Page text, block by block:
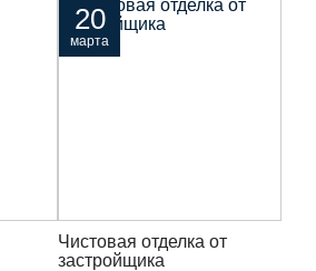
20
марта
Чистовая отделка от
застройщика